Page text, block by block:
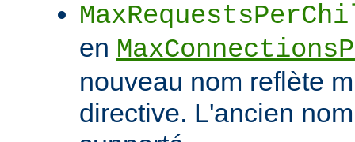
en
nouveau nom reflète
directive. L'ancien